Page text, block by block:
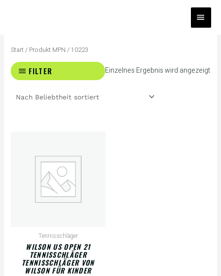
Start/ Produkt MPN / 10223
FILTER Einzelnes Ergebnis wird angezeigt
Tennisschläger
WILSON US OPEN 21
TENNISSCHLÄGER
TENNISSCHLÄGER VON
WILSON FÜR KINDER